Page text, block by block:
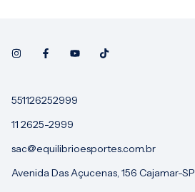
551126252999
11 2625-2999
sac@equilibrioesportes.com.br
Avenida Das Açucenas, 156 Cajamar-SP